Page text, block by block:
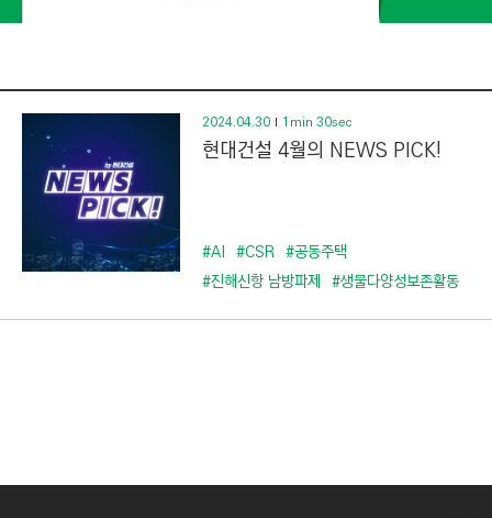
O
R
U
C
2024.04.30 1min 30sec
현대건설 4월의 NEWS PICK!
#AI #CSR #공동주택
#진해신항 남방파제 #생물다양성보존활동